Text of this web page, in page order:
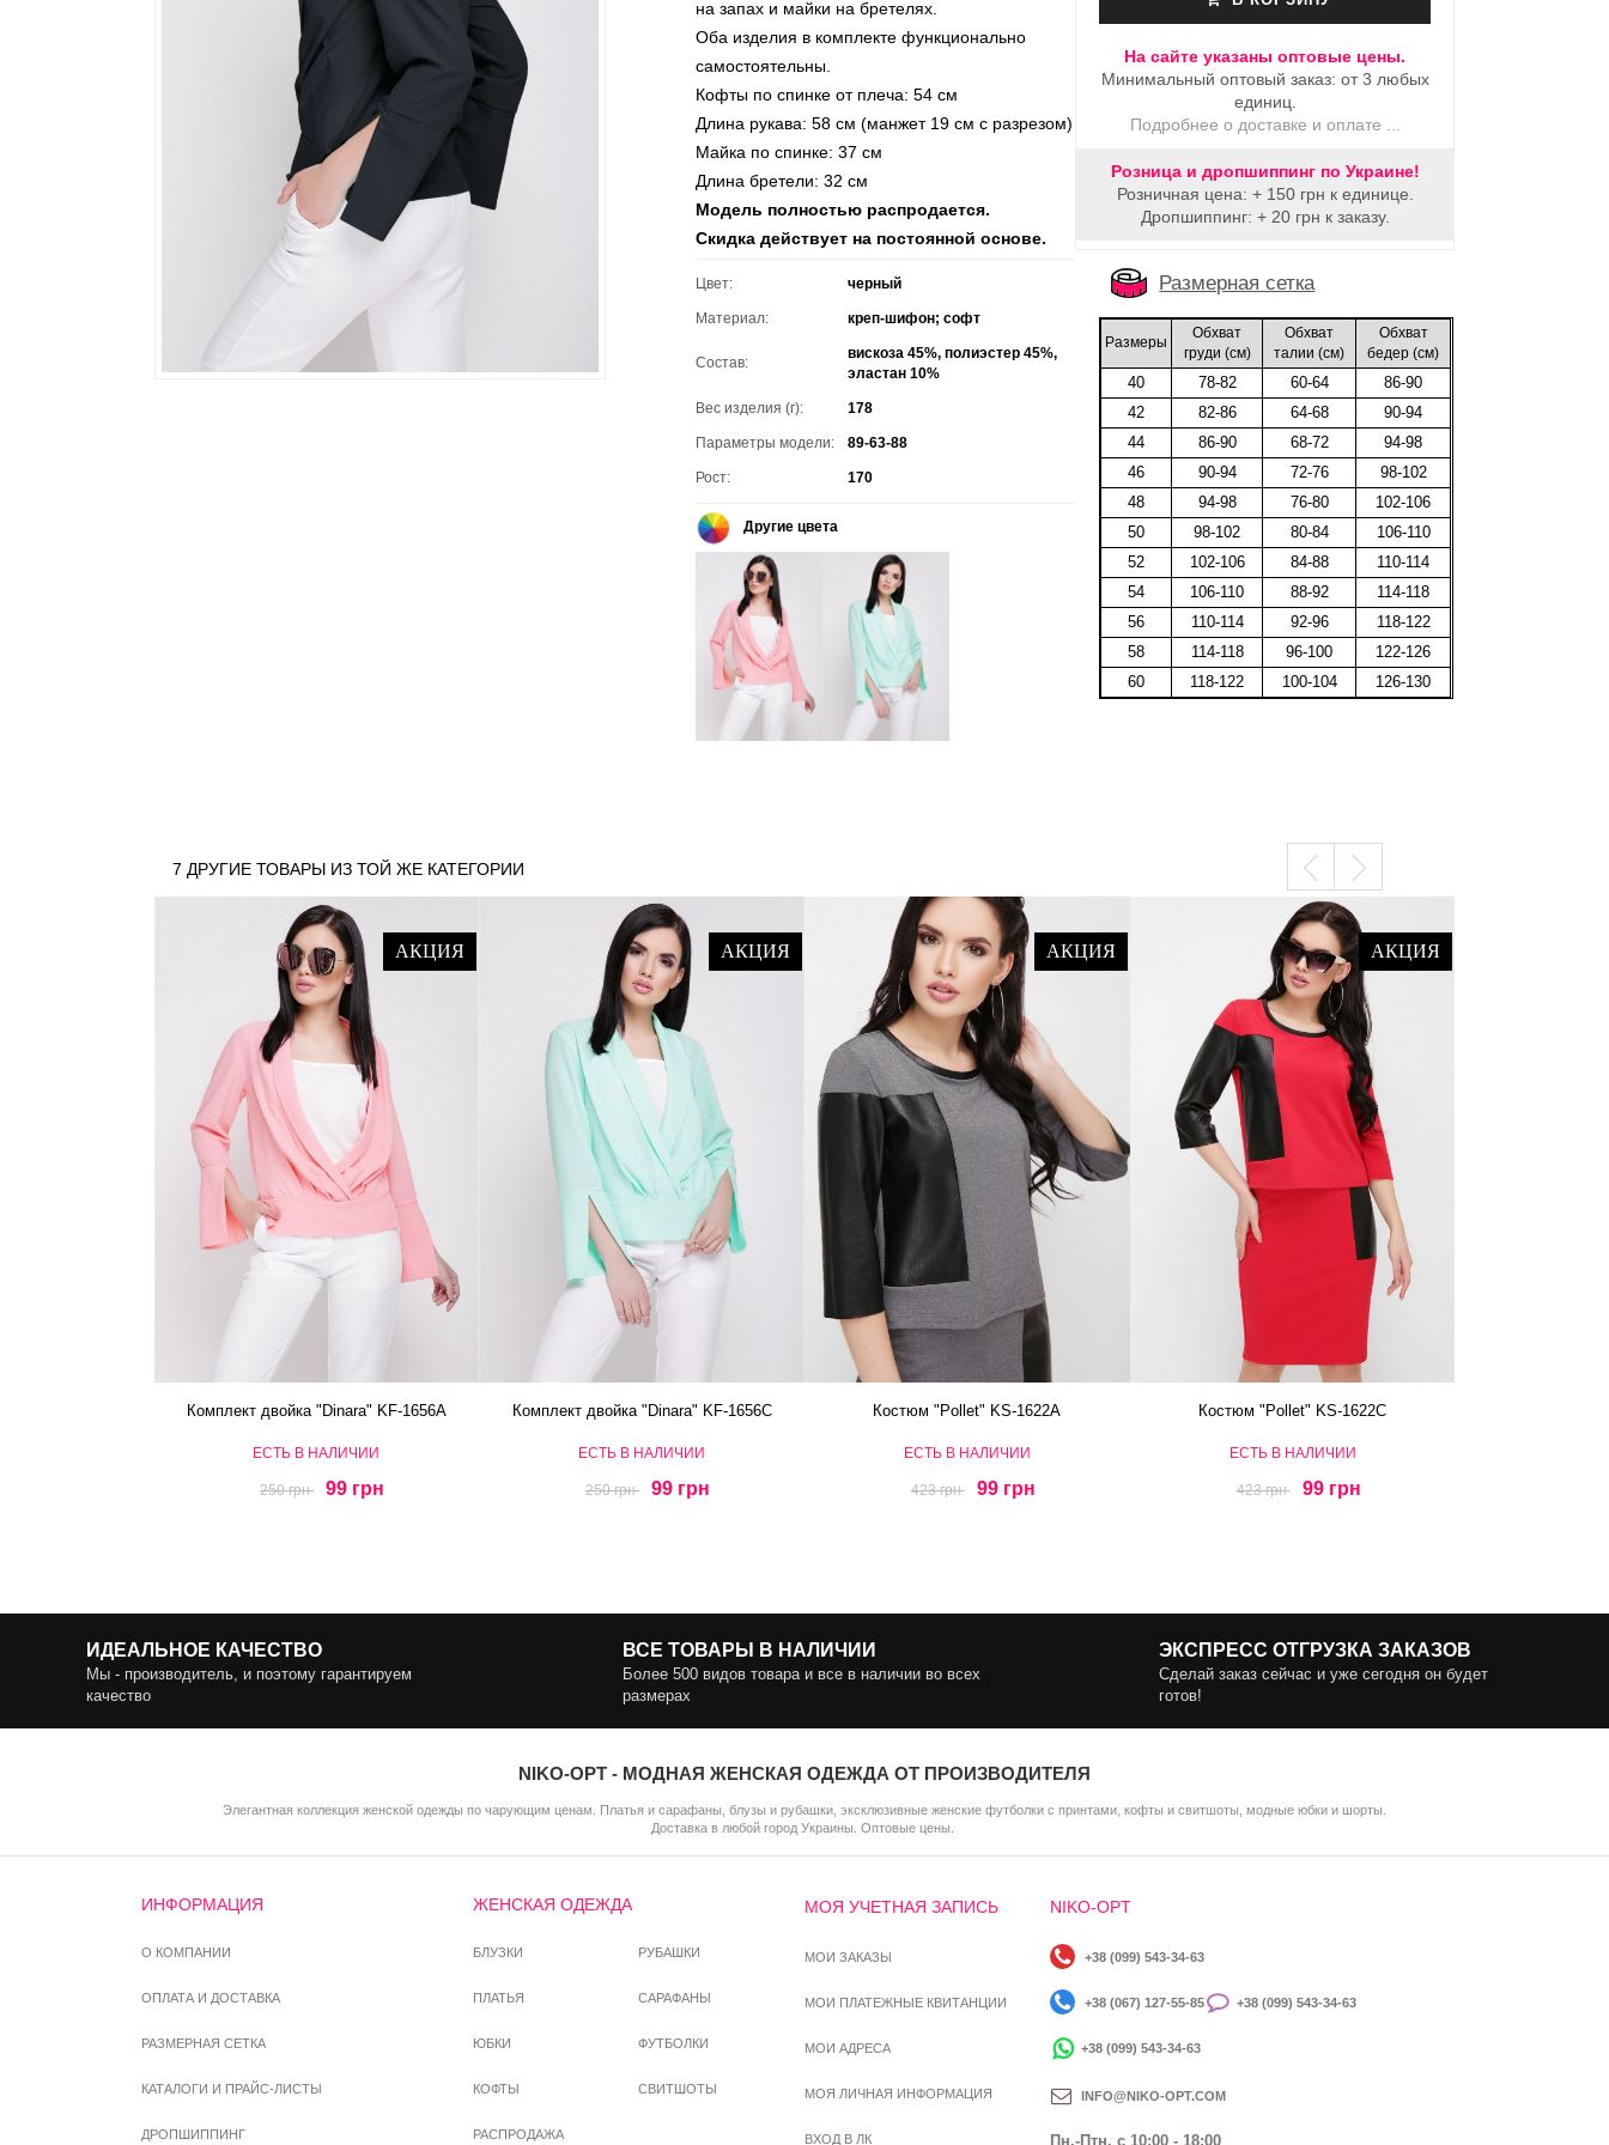
на запах и майки на бретелях.
Оба изделия в комплекте функционально
самостоятельны.
Кофты по спинке от плеча: 54 см
Длина рукава: 58 см (манжет 19 см с разрезом)
Майка по спинке: 37 см
Длина бретели: 32 см
Модель полностью распродается.
Скидка действует на постоянной основе.
Цвет: черный
Материал: креп-шифон; софт
Состав:
вискоза 45%, полиэстер 45%,
эластан 10%
Вес изделия (г): 178
Параметры модели: 89-63-88
Рост: 170
Другие цвета
На сайте указаны оптовые цены.
Минимальный оптовый заказ: от 3 любых
единиц.
Подробнее о доставке и оплате ...
Розница и дропшиппинг по Украине!
Розничная цена: + 150 грн к единице.
Дропшиппинг: + 20 грн к заказу.
Размерная сетка
Размеры
Обхват
груди (cм)
Обхват
талии (cм)
Обхват
бедер (cм)
40 78-82 60-64
86-90
42
82-86 64-68
90-94
44
86-90 68-72
94-98
46
90-94 72-76
98-102
48
94-98 76-80
102-106
50
98-102 80-84
106-110
52
102-106 84-88
110-114
54
106-110 88-92
114-118
56
110-114 92-96
118-122
58
114-118 96-100
122-126
60
118-122 100-104 126-130
7 ДРУГИЕ ТОВАРЫ ИЗ ТОЙ ЖЕ КАТЕГОРИИ
АКЦИЯ
Комплект двойка "Dinara" KF-1656A
ЕСТЬ В НАЛИЧИИ
250 грн 99 грн
АКЦИЯ
Комплект двойка "Dinara" KF-1656C
ЕСТЬ В НАЛИЧИИ
250 грн 99 грн
АКЦИЯ
Костюм "Pollet" KS-1622A
ЕСТЬ В НАЛИЧИИ
423 грн 99 грн
АКЦИЯ
Костюм "Pollet" KS-1622C
ЕСТЬ В НАЛИЧИИ
423 грн 99 грн
ИДЕАЛЬНОЕ КАЧЕСТВО
Мы - производитель, и поэтому гарантируем
качество
ВСЕ ТОВАРЫ В НАЛИЧИИ
Более 500 видов товара и все в наличии во всех
размерах
ЭКСПРЕСС ОТГРУЗКА ЗАКАЗОВ
Сделай заказ сейчас и уже сегодня он будет
готов!
NIKO-OPT - МОДНАЯ ЖЕНСКАЯ ОДЕЖДА ОТ ПРОИЗВОДИТЕЛЯ
Элегантная коллекция женской одежды по чарующим ценам. Платья и сарафаны, блузы и рубашки, эксклюзивные женские футболки с принтами, кофты и свитшоты, модные юбки и шорты.
Доставка в любой город Украины. Оптовые цены.
ИНФОРМАЦИЯ
О КОМПАНИИ
ОПЛАТА И ДОСТАВКА
РАЗМЕРНАЯ СЕТКА
КАТАЛОГИ И ПРАЙС-ЛИСТЫ
ДРОПШИППИНГ
ЖЕНСКАЯ ОДЕЖДА
БЛУЗКИ РУБАШКИ
ПЛАТЬЯ САРАФАНЫ
ЮБКИ ФУТБОЛКИ
КОФТЫ СВИТШОТЫ
РАСПРОДАЖА
МОЯ УЧЕТНАЯ ЗАПИСЬ
МОИ ЗАКАЗЫ
МОИ ПЛАТЕЖНЫЕ КВИТАНЦИИ
МОИ АДРЕСА
МОЯ ЛИЧНАЯ ИНФОРМАЦИЯ
ВХОД В ЛК
NIKO-OPT
+38 (099) 543-34-63
+38 (067) 127-55-85 +38 (099) 543-34-63
+38 (099) 543-34-63
INFO@NIKO-OPT.COM
Пн.-Птн. c 10:00 - 18:00